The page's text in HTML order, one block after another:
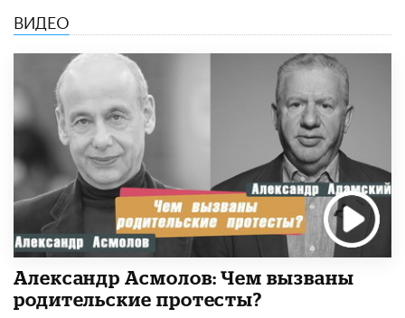
ВИДЕО
Александр Асмолов: Чем вызваны
родительские протесты?